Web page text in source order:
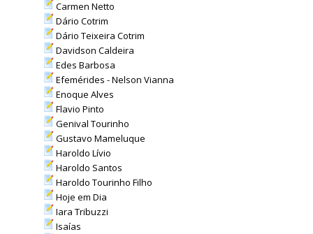
Carmen Netto
Dário Cotrim
Dário Teixeira Cotrim
Davidson Caldeira
Edes Barbosa
Efemérides - Nelson Vianna
Enoque Alves
Flavio Pinto
Genival Tourinho
Gustavo Mameluque
Haroldo Lívio
Haroldo Santos
Haroldo Tourinho Filho
Hoje em Dia
Iara Tribuzzi
Isaías